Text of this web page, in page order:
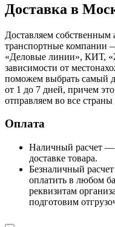
Доставка в
Доставляем собственным
транспортные компании
«Деловые линии», КИТ,
зависимости от
поможем выбрать самый
от 1 до 7 дней, причем
отправляем во все
Оплата
Наличный расчет —
доставке товара.
Безналичный
оплатить в любом
реквизитам
подготовим